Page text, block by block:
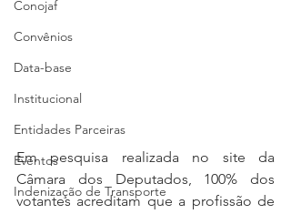
Conojaf
Convênios
Data-base
Institucional
Entidades Parceiras
Eventos
Indenização de Transporte
Em pesquisa realizada no site da
Câmara dos Deputados, 100% dos
votantes acreditam que a profissão de